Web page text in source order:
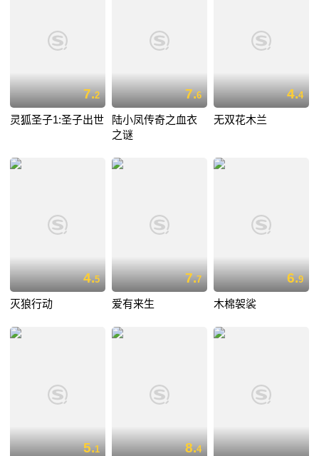
7.2
灵狐圣子1:圣子出世
7.6
陆小凤传奇之血衣
之谜
4.4
无双花木兰
4.5
灭狼行动
7.7
爱有来生
6.9
木棉袈裟
5.1 8.4